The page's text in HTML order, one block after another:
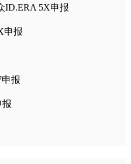
ID.ERA 5X申报
申报
报
报